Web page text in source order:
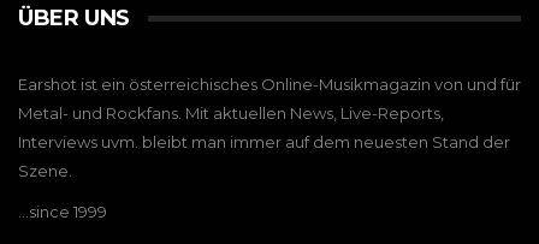
ÜBER UNS
Earshot ist ein österreichisches Online-Musikmagazin von und für
Metal- und Rockfans. Mit aktuellen News, Live-Reports,
Interviews uvm. bleibt man immer auf dem neuesten Stand der
Szene.
…since 1999